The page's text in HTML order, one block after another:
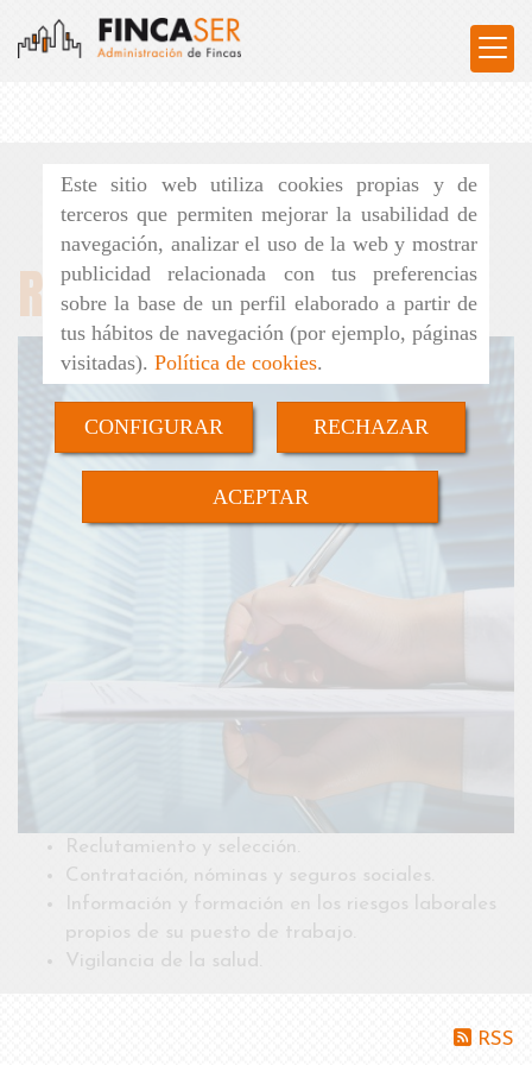
Este sitio web utiliza cookies propias y de
terceros que permiten mejorar la usabilidad de
navegación, analizar el uso de la web y mostrar
publicidad relacionada con tus preferencias
sobre la base de un perfil elaborado a partir de
tus hábitos de navegación (por ejemplo, páginas
visitadas). Política de cookies.
CONFIGURAR RECHAZAR
ACEPTAR
Recursos humanos
Reclutamiento y selección.
Contratación, nóminas y seguros sociales.
Información y formación en los riesgos laborales
propios de su puesto de trabajo.
Vigilancia de la salud.
RSS